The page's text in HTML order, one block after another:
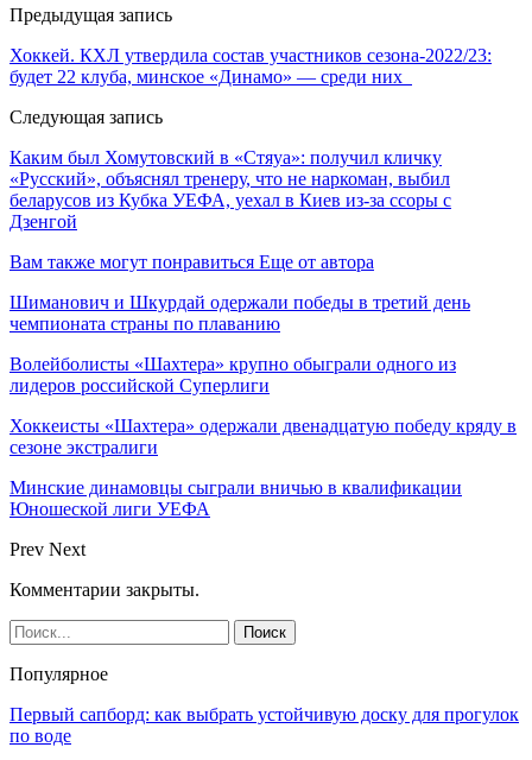
Предыдущая запись
Хоккей. КХЛ утвердила состав участников сезона-2022/23:
будет 22 клуба, минское «Динамо» — среди них
Следующая запись
Каким был Хомутовский в «Стяуа»: получил кличку
«Русский», объяснял тренеру, что не наркоман, выбил
беларусов из Кубка УЕФА, уехал в Киев из-за ссоры с
Дзенгой
Вам также могут понравиться Еще от автора
Шиманович и Шкурдай одержали победы в третий день
чемпионата страны по плаванию
Волейболисты «Шахтера» крупно обыграли одного из
лидеров российской Суперлиги
Хоккеисты «Шахтера» одержали двенадцатую победу кряду в
сезоне экстралиги
Минские динамовцы сыграли вничью в квалификации
Юношеской лиги УЕФА
Prev Next
Комментарии закрыты.
Популярное
Первый сапборд: как выбрать устойчивую доску для прогулок
по воде